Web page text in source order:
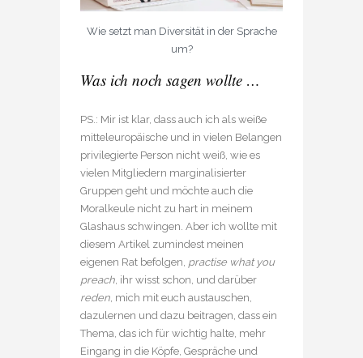
Wie setzt man Diversität in der Sprache
um?
Was ich noch sagen wollte …
PS.: Mir ist klar, dass auch ich als weiße
mitteleuropäische und in vielen Belangen
privilegierte Person nicht weiß, wie es
vielen Mitgliedern marginalisierter
Gruppen geht und möchte auch die
Moralkeule nicht zu hart in meinem
Glashaus schwingen. Aber ich wollte mit
diesem Artikel zumindest meinen
eigenen Rat befolgen, practise what you
preach , ihr wisst schon, und darüber
reden , mich mit euch austauschen,
dazulernen und dazu beitragen, dass ein
Thema, das ich für wichtig halte, mehr
Eingang in die Köpfe, Gespräche und